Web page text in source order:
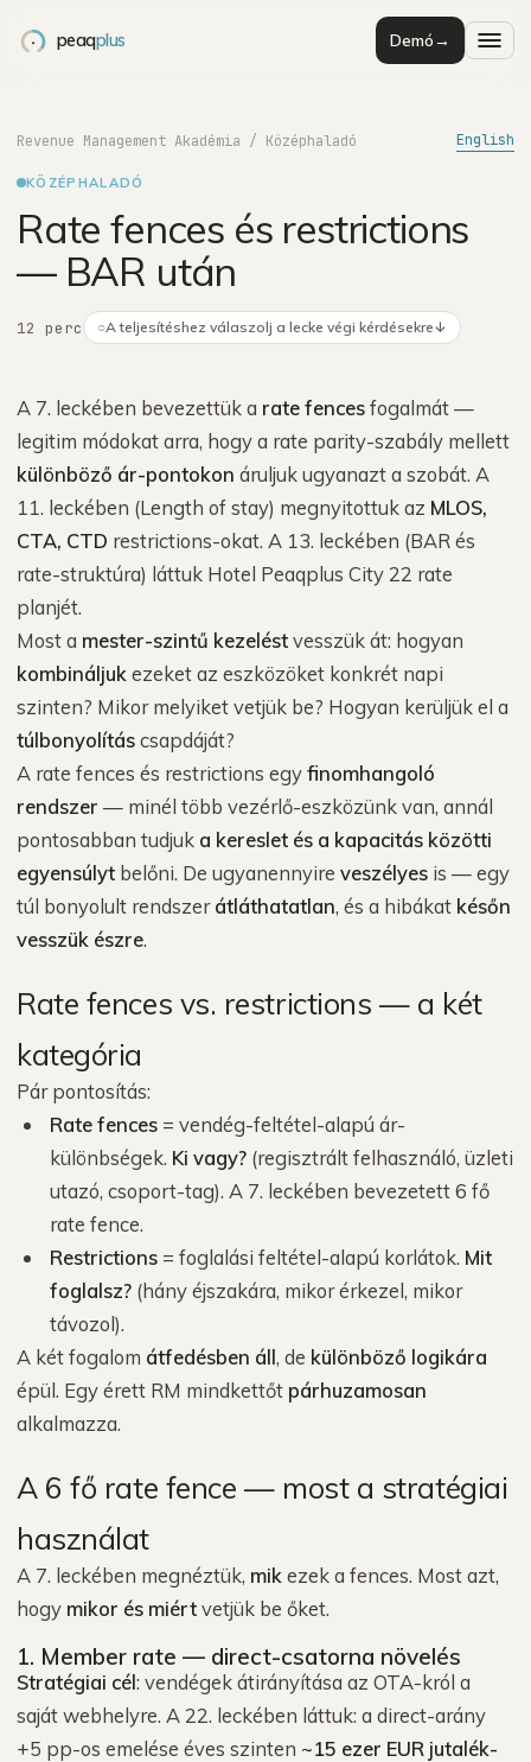
peaqplus Demó→
Revenue Management Akadémia / Középhaladó English
KÖZÉPHALADÓ
Rate fences és restrictions
— BAR után
12 perc ○A teljesítéshez válaszolj a lecke végi kérdésekre↓
A 7. leckében bevezettük a rate fencesfogalmát —
legitim módokat arra, hogy a rate parity-szabály mellett
különböző ár-pontokon áruljuk ugyanazt a szobát. A
11. leckében (Length of stay) megnyitottuk az MLOS,
CTA, CTD restrictions-okat. A 13. leckében (BAR és
rate-struktúra) láttuk Hotel Peaqplus City 22 rate
planjét.
Most a mester-szintű kezeléstvesszük át: hogyan
kombináljuk ezeket az eszközöket konkrét napi
szinten? Mikor melyiket vetjük be? Hogyan kerüljük el a
túlbonyolításcsapdáját?
A rate fences és restrictions egyfinomhangoló
rendszer — minél több vezérlő-eszközünk van, annál
pontosabban tudjuk a kereslet és a kapacitás közötti
egyensúlyt belőni. De ugyanennyire veszélyes is — egy
túl bonyolult rendszerátláthatatlan, és a hibákat későn
vesszük észre.
Rate fences vs. restrictions — a két
kategória
Pár pontosítás:
Rate fences = vendég-feltétel-alapú ár-
különbségek. Ki vagy? (regisztrált felhasználó, üzleti
utazó, csoport-tag). A 7. leckében bevezetett 6 fő
rate fence.
Restrictions = foglalási feltétel-alapú korlátok. Mit
foglalsz? (hány éjszakára, mikor érkezel, mikor
távozol).
A két fogalom átfedésben áll, de különböző logikára
épül. Egy érett RM mindkettőt párhuzamosan
alkalmazza.
A 6 fő rate fence — most a stratégiai
használat
A 7. leckében megnéztük, mik ezek a fences. Most azt,
hogy mikor és miértvetjük be őket.
1. Member rate — direct-csatorna növelés
Stratégiai cél: vendégek átirányítása az OTA-król a
saját webhelyre. A 22. leckében láttuk: a direct-arány
+5 pp-os emelése éves szinten ~15 ezer EUR jutalék-